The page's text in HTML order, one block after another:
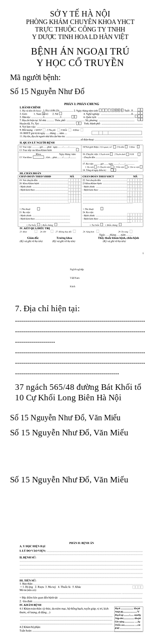
SỞ Y TẾ HÀ NỘI
PHÒNG KHÁM CHUYÊN KHOA YHCT
TRỰC THUỘC CÔNG TY TNHH
Y DƯỢC TINH HOA LD HÀN VIỆT
BỆNH ÁN NGOẠI TRÚ
Y HỌC CỔ TRUYỀN
Mã người bệnh:
Số 15 Nguyễn Như Đổ
1. Họ và tên (In
hoa):
1 9 9 5
8
8
X
X
Nghề nghiệp
Việt Nam
Kinh
7. Địa chỉ hiện tại:
.................................................................
.................................................................
....................
.................................................................
.................................................................
....................................................
37 ngách 565/48 đường Bát Khối tổ
10 Cự Khối Long Biên Hà Nội
Số 15 Nguyễn Như Đổ, Văn Miếu
Số 15 Nguyễn Như Đổ, Văn Miếu
Số 15 Nguyễn Như Đổ, Văn Miếu